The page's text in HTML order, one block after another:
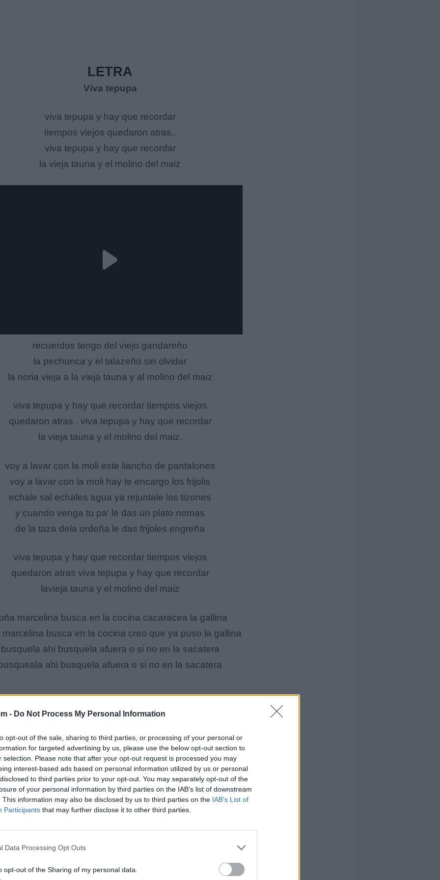
- Do Not Process My Personal Information
opt-out of the sale, sharing to third parties, or processing of your personal or
for targeted advertising by us, please use the below opt-out section to
selection. Please note that after your opt-out request is processed you may
interest-based ads based on personal information utilized by us or personal
to third parties prior to your opt-out. You may separately opt-out of the
of your personal information by third parties on the IAB’s list of downstream
This information may also be disclosed by us to third parties on the IAB’s List of
Participants that may further disclose it to other third parties.
Data Processing Opt Outs
opt-out of the Sharing of my personal data.
LETRA
Viva tepupa
viva tepupa y hay que recordar
tiempos viejos quedaron atras..
viva tepupa y hay que recordar
la vieja tauna y el molino del maiz
recuerdos tengo del viejo gandareño
la pechunca y el talazeño sin olvidar
la noria vieja a la vieja tauna y al molino del maiz
viva tepupa y hay que recordar tiempos viejos
quedaron atras . viva tepupa y hay que recordar
la vieja tauna y el molino del maiz.
voy a lavar con la moli este liancho de pantalones
voy a lavar con la moli hay te encargo los frijolis
echale sal echales agua ya rejuntale los tizones
y cuando venga tu pa' le das un plato nomas
de la taza dela ordeña le das frijoles engreña
viva tepupa y hay que recordar tiempos viejos
quedaron atras viva tepupa y hay que recordar
lavieja tauna y el molino del maiz
marcelina busca en la cocina cacaracea la gallina
marcelina busca en la cocina creo que ya puso la gallina
busquela ahi busquela afuera o si no en la sacatera
ahi busquela afuera o si no en la sacatera
tauna y en molino del maiz.